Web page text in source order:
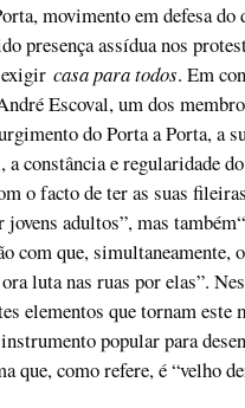
movimento em defesa
presença assídua nos
casa para todos. Em
Escoval, um dos
do Porta a Porta, a
a constância e regularidade
o facto de ter as suas
adultos”, mas
com que, simultaneamente,
luta nas ruas por elas”.
elementos que tornam este
popular para
que, como refere, é “velho